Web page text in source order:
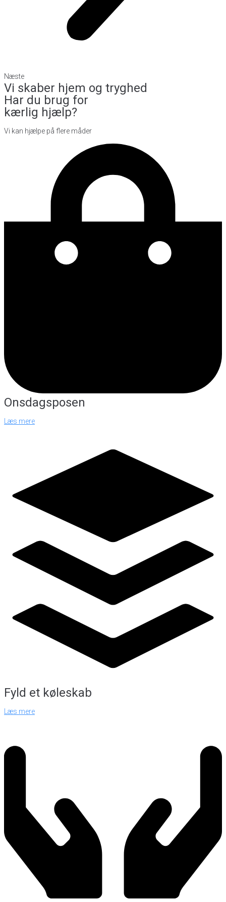
Næste
Vi skaber hjem og tryghed
Har du brug for
kærlig hjælp?
Vi kan hjælpe på flere måder
Onsdagsposen
Læs mere
Fyld et køleskab
Læs mere